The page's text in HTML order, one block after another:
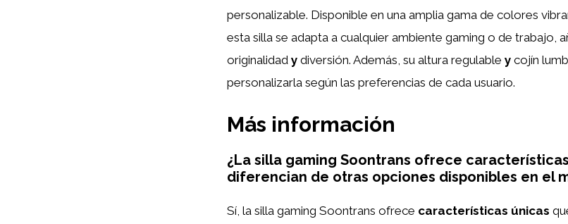
personalizable. Disponible en una amplia gama de colores
esta silla se adapta a cualquier ambiente gaming o de trabajo,
originalidad y diversión. Además, su altura regulable y cojín
personalizarla según las preferencias de cada usuario.
Más información
¿La silla gaming Soontrans ofrece
diferencian de otras opciones disponibles en el
Sí, la silla gaming Soontrans ofrece características únicas